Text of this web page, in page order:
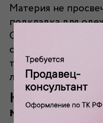
Материя не
подкладка для
Она хорошо
складки, подходит
танцевальных
ламбрекенами,
Каталог
магазине